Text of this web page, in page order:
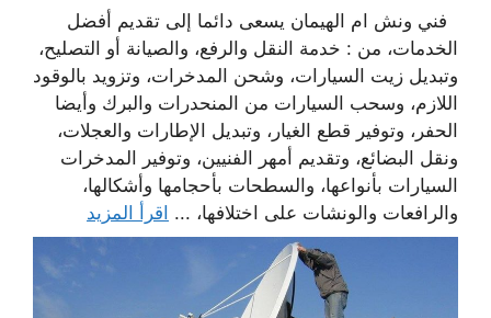
فني ونش ام الهيمان يسعى دائما إلى تقديم أفضل
الخدمات، من : خدمة النقل والرفع، والصيانة أو التصليح،
وتبديل زيت السيارات، وشحن المدخرات، وتزويد بالوقود
اللازم، وسحب السيارات من المنحدرات والبرك وأيضا
الحفر، وتوفير قطع الغيار، وتبديل الإطارات والعجلات،
ونقل البضائع، وتقديم أمهر الفنيين، وتوفير المدخرات
السيارات بأنواعها، والسطحات بأحجامها وأشكالها،
والرافعات والونشات على اختلافها، ... اقرأ المزيد